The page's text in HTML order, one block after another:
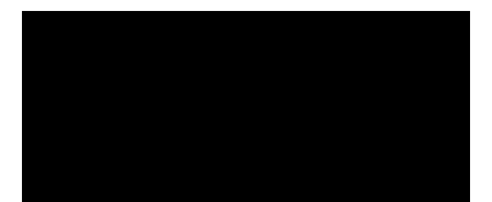
до 36 месяцев. В Объединенных Арабских Эмиратах после